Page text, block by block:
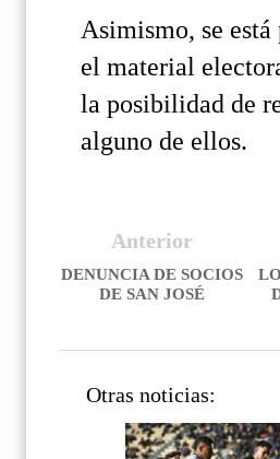
Asimismo, se está
el material
la posibilidad de
alguno de ellos.
Anterior
DENUNCIA DE SOCIOS
DE SAN JOSÉ
Otras noticias: